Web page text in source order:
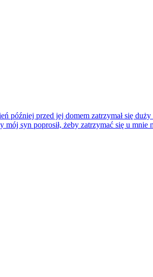
później przed jej domem zatrzymał się
syn poprosił, żeby zatrzymać się u